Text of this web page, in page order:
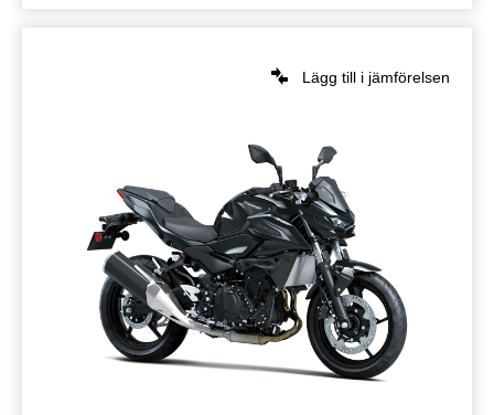
Lägg till i jämförelsen